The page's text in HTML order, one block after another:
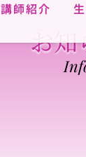
講師紹介
お知